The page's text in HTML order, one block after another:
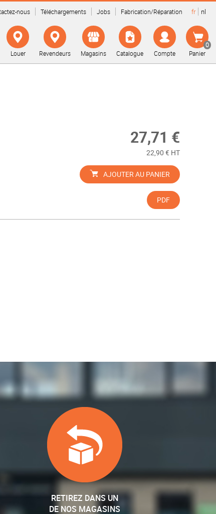
nous Téléchargements Jobs Fabrication/Réparation fr nl
0
Panier
Compte
Catalogue
Magasins
Revendeurs
Louer
27,71 €
22,90 € HT
AJOUTER AU PANIER
PDF
RETIREZ DANS UN
DE NOS MAGASINS